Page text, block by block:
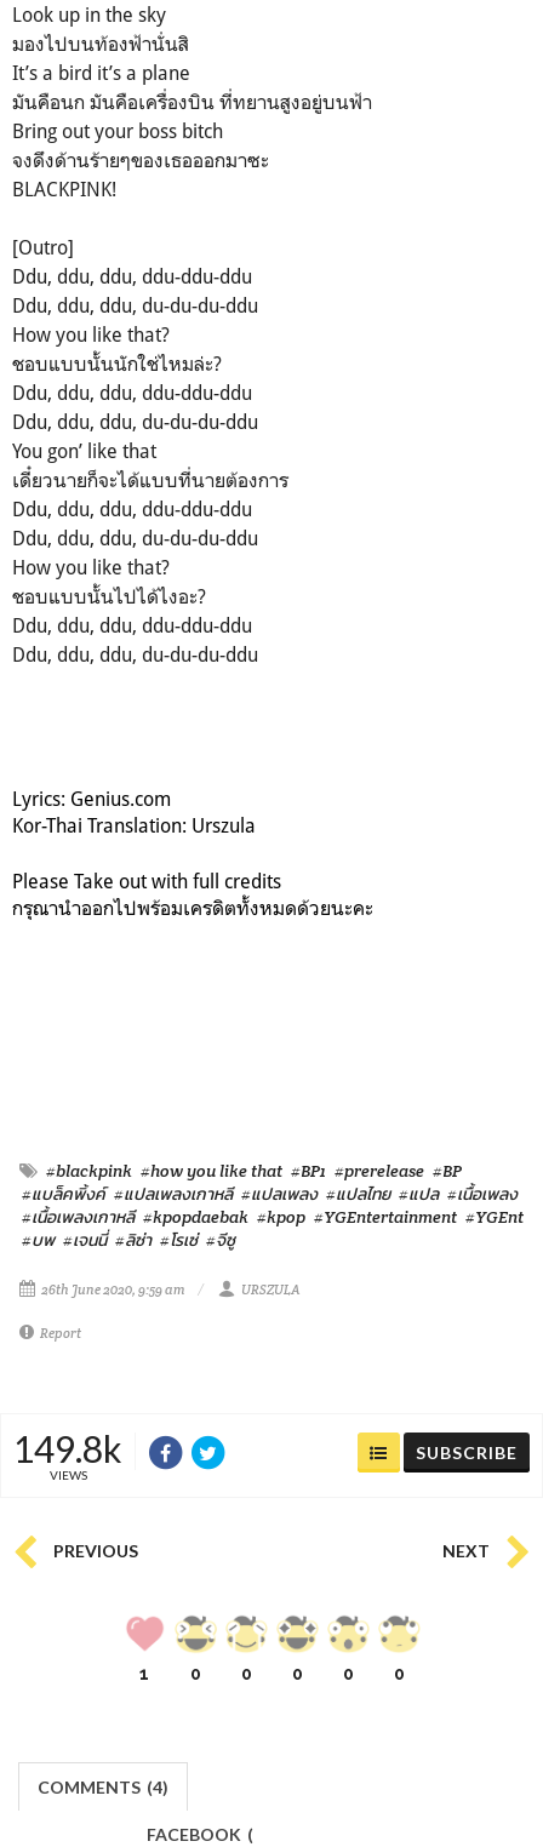
Look up in the sky
มองไปบนท้องฟ้านั่นสิ
It’s a bird it’s a plane
มันคือนก มันคือเครื่องบิน ที่ทยานสูงอยู่บนฟ้า
Bring out your boss bitch
จงดึงด้านร้ายๆของเธอออกมาซะ
BLACKPINK!
[Outro]
Ddu, ddu, ddu, ddu-ddu-ddu
Ddu, ddu, ddu, du-du-du-ddu
How you like that?
ชอบแบบนั้นนักใช่ไหมล่ะ?
Ddu, ddu, ddu, ddu-ddu-ddu
Ddu, ddu, ddu, du-du-du-ddu
You gon’ like that
เดี๋ยวนายก็จะได้แบบที่นายต้องการ
Ddu, ddu, ddu, ddu-ddu-ddu
Ddu, ddu, ddu, du-du-du-ddu
How you like that?
ชอบแบบนั้นไปได้ไงอะ?
Ddu, ddu, ddu, ddu-ddu-ddu
Ddu, ddu, ddu, du-du-du-ddu
Lyrics: Genius.com
Kor-Thai Translation: Urszula
Please Take out with full credits
กรุณานำออกไปพร้อมเครดิตทั้งหมดด้วยนะคะ
#blackpink #how you like that #BP1 #prerelease #BP
#แบล็คพิ้งค์ #แปลเพลงเกาหลี #แปลเพลง #แปลไทย #แปล #เนื้อเพลง
#เนื้อเพลงเกาหลี #kpopdaebak #kpop #YGEntertainment #YGEnt
#บพ #เจนนี่ #ลิซ่า #โรเซ่ #จีซู
26th June 2020, 9:59 am URSZULA
Report
149.8k
VIEWS
SUBSCRIBE
PREVIOUS NEXT
1 0 0 0 0 0
COMMENTS (4)
FACEBOOK (